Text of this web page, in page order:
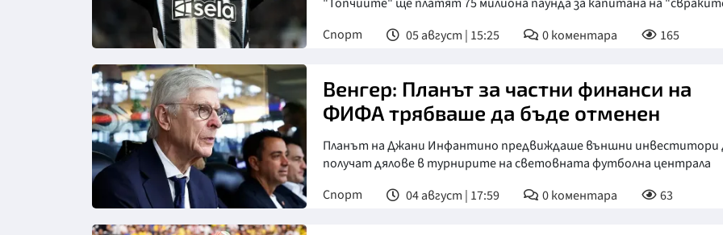
Снимка: goggle
Спорт
05 август | 15:25 0коментара 165
Снимка: goggle
Венгер: Планът за частни финанси на
ФИФА трябваше да бъде отменен
Планът на Джани Инфантино предвиждаше външни инвеститори
получат дялове в турнирите на световната футболна централа
Спорт
04 август | 17:59 0коментара 63